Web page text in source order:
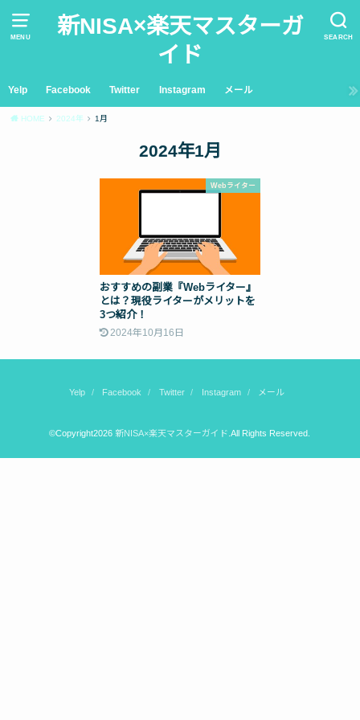
MENU SEARCH
新NISA×楽天マスターガ
イド
Yelp Facebook Twitter Instagram メール
HOME 2024年 1月
2024年1月
Webライター
おすすめの副業『Webライター』
とは？現役ライターがメリットを
3つ紹介！
2024年10月16日
Yelp Facebook Twitter Instagram メール
©Copyright2026 新NISA×楽天マスターガイド .All Rights Reserved.